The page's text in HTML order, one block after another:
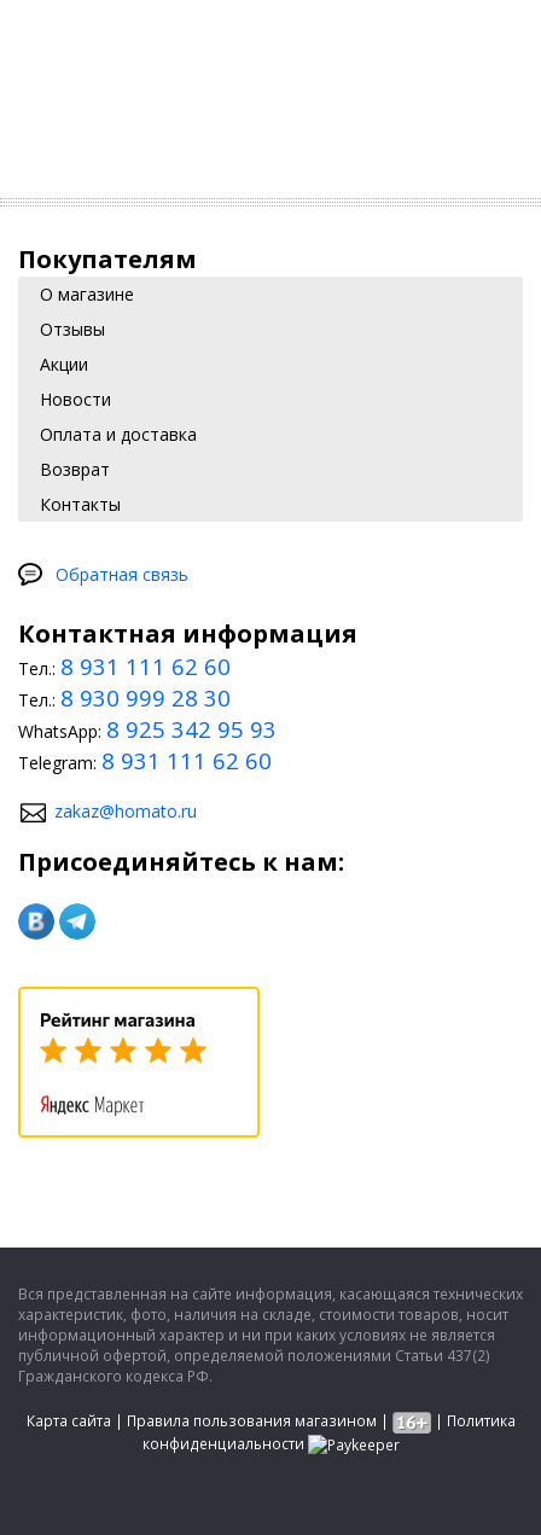
Покупателям
О магазине
Отзывы
Акции
Новости
Оплата и доставка
Возврат
Контакты
Обратная связь
Контактная информация
Тел.: 8 931 111 62 60
Тел.: 8 930 999 28 30
WhatsApp: 8 925 342 95 93
Telegram: 8 931 111 62 60
zakaz@homato.ru
Присоединяйтесь к нам:
Вся представленная на сайте информация, касающаяся технических
характеристик, фото, наличия на складе, стоимости товаров, носит
информационный характер и ни при каких условиях не является
публичной офертой, определяемой положениями Статьи 437(2)
Гражданского кодекса РФ.
Карта сайта | Правила пользования магазином | | Политика
конфиденциальности